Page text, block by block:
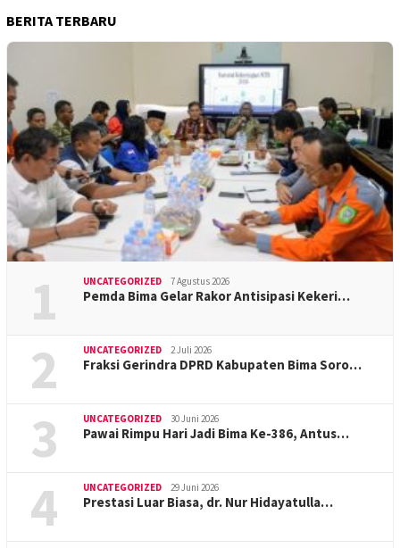
BERITA TERBARU
1 UNCATEGORIZED 7 Agustus 2026
Pemda Bima Gelar Rakor Antisipasi Kekeri…
2 UNCATEGORIZED 2 Juli 2026
Fraksi Gerindra DPRD Kabupaten Bima Soro…
3 UNCATEGORIZED 30 Juni 2026
Pawai Rimpu Hari Jadi Bima Ke-386, Antus…
4 UNCATEGORIZED 29 Juni 2026
Prestasi Luar Biasa, dr. Nur Hidayatulla…